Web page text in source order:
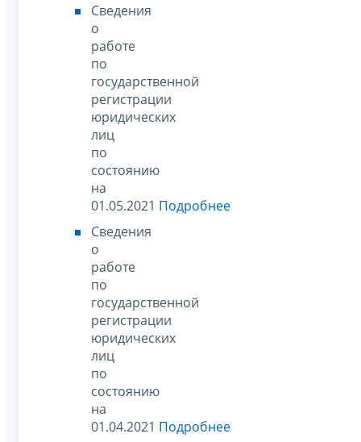
Сведения
о
работе
по
государственной
регистрации
юридических
лиц
по
состоянию
на
01.05.2021 Подробнее
Сведения
о
работе
по
государственной
регистрации
юридических
лиц
по
состоянию
на
01.04.2021 Подробнее